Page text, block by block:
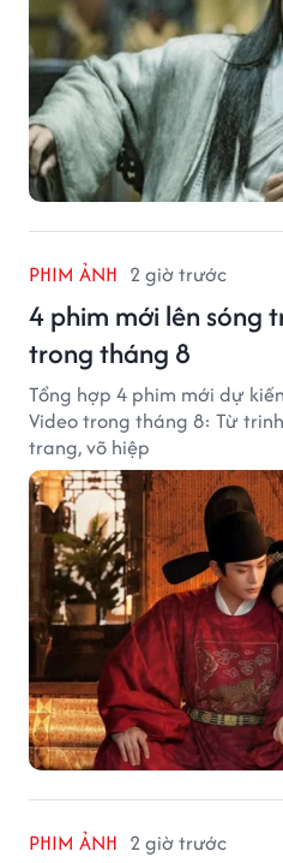
PHIM ẢNH 2 giờ trước
4 phim mới lên sóng
trong tháng 8
Tổng hợp 4 phim mới dự
Video trong tháng 8: Từ
trang, võ hiệp
PHIM ẢNH 2 giờ trước